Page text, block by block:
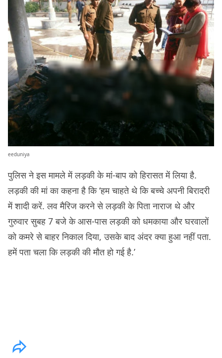
eeduniya
पुलिस ने इस मामले में लड़की के मां-बाप को हिरासत में लिया है.
लड़की की मां का कहना है कि ‘हम चाहते थे कि बच्चे अपनी बिरादरी
में शादी करें. लव मैरिज करने से लड़की के पिता नाराज थे और
गुरुवार सुबह 7 बजे के आस-पास लड़की को धमकाया और घरवालों
को कमरे से बाहर निकाल दिया, उसके बाद अंदर क्या हुआ नहीं पता.
हमें पता चला कि लड़की की मौत हो गई है.’